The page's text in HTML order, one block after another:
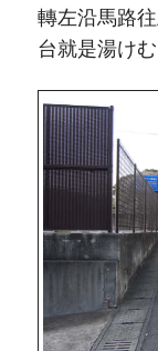
轉左沿馬路
台就是湯けむ